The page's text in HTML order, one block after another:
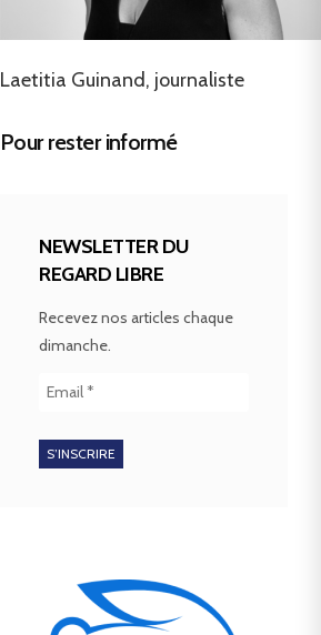
Laetitia Guinand, journaliste
Pour rester informé
NEWSLETTER DU
REGARD LIBRE
Recevez nos articles chaque
dimanche.